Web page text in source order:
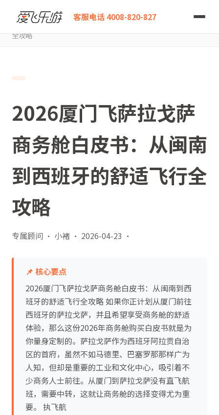
客服电话 4008-820-827
爱飞乐游
2026厦门飞萨拉戈萨商务舱白皮书：从闽南到西班牙的舒适飞行
全攻略
2026厦门飞萨拉戈萨
商务舱白皮书：从闽南
到西班牙的舒适飞行全
攻略
专属顾问 · 小褚 · 2026-04-23 ·
📌 核心要点
2026厦门飞萨拉戈萨商务舱白皮书：从闽南到西
班牙的舒适飞行全攻略 如果你正计划从厦门前往
西班牙的萨拉戈萨，并且希望享受商务舱的舒适
体验，那么这份2026年商务舱购买白皮书就是为
你量身定制的。萨拉戈萨作为西班牙阿拉贡自治
区的首府，虽然不如马德里、巴塞罗那那样广为
人知，但却是重要的工业和文化中心，吸引着不
少商务人士前往。从厦门到萨拉戈萨没有直飞航
班，需要中转，这就让商务舱的选择变得尤为重
要。 执飞航